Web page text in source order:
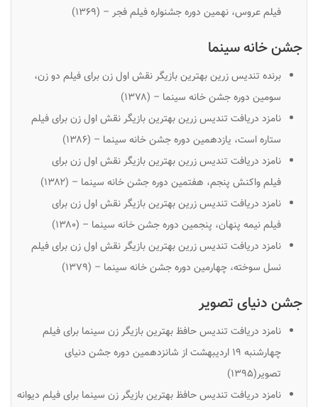
فیلمعروس، نهمین دوره جشنواره فیلم فجر – (۱۳۶۹)
جشن خانه سینما
برنده تندیس زرین بهترین بازیگر نقش اول زن برای فیلم دو زن،
سومین دوره جشن خانه سینما – (۱۳۷۸)
نامزد دریافت تندیس زرین بهترین بازیگر نقش اول زن برای فیلم
ستاره است، یازدهمین دوره جشن خانه سینما – (۱۳۸۶)
نامزد دریافت تندیس زرین بهترین بازیگر نقش اول زن برای
فیلمواکنش پنجم، هفتمین دوره جشن خانه سینما – (۱۳۸۲)
نامزد دریافت تندیس زرین بهترین بازیگر نقش اول زن برای
فیلمنیمه پنهان، پنجمین دوره جشن خانه سینما – (۱۳۸۰)
نامزد دریافت تندیس زرین بهترین بازیگر نقش اول زن برای فیلم
نسل سوخته، چهارمین دوره جشن خانه سینما – (۱۳۷۹)
جشن دنیای تصویر
نامزد دریافت تندیس حافظ بهترین بازیگر زن سینما برای فیلم
چهارشنبه ۱۹ اردیبهشت از شانزدهمین دوره جشن دنیای
تصویر(۱۳۹۵)
نامزد دریافت تندیس حافظ بهترین بازیگر زن سینما برای فیلم دیوانه